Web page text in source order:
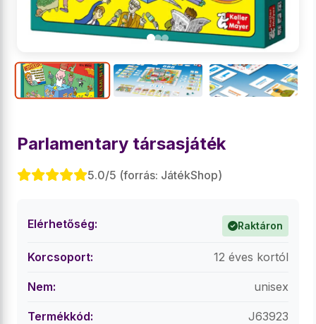
Parlamentary társasjáték
5.0/5 (forrás: JátékShop)
Elérhetőség: Raktáron
Korcsoport: 12 éves kortól
Nem: unisex
Termékkód: J63923